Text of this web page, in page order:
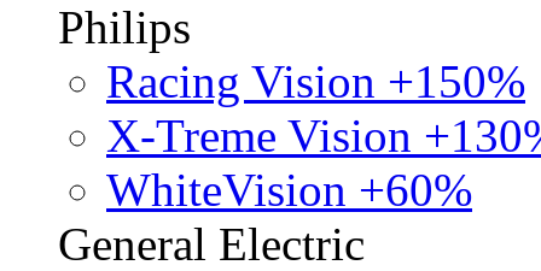
Philips
Racing Vision +150%
X-Treme Vision
WhiteVision +60%
General Electric